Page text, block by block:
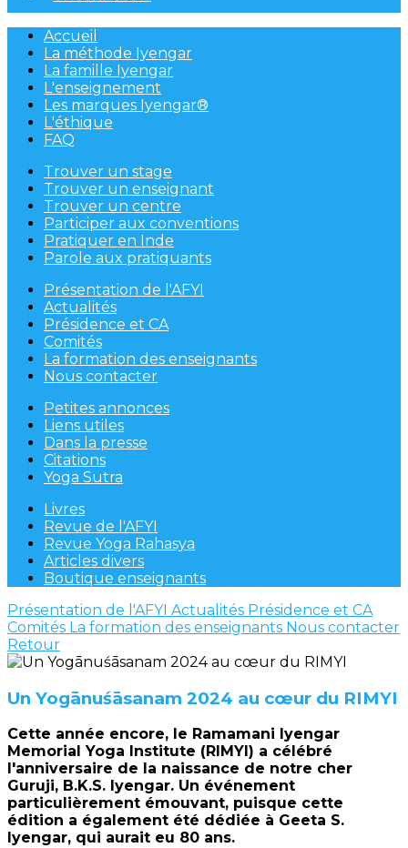
Accueil
La méthode Iyengar
La famille Iyengar
L'enseignement
Les marques Iyengar®
L'éthique
FAQ
Trouver un stage
Trouver un enseignant
Trouver un centre
Participer aux conventions
Pratiquer en Inde
Parole aux pratiquants
Présentation de l'AFYI
Actualités
Présidence et CA
Comités
La formation des enseignants
Nous contacter
Petites annonces
Liens utiles
Dans la presse
Citations
Yoga Sutra
Livres
Revue de l'AFYI
Revue Yoga Rahasya
Articles divers
Boutique enseignants
Présentation de l'AFYI Actualités Présidence et CA
Comités La formation des enseignants Nous contacter
Retour
Un Yogānuśāsanam 2024 au cœur du RIMYI
Cette année encore, le Ramamani Iyengar
Memorial Yoga Institute (RIMYI) a célébré
l'anniversaire de la naissance de notre cher
Guruji, B.K.S. Iyengar. Un événement
particulièrement émouvant, puisque cette
édition a également été dédiée à Geeta S.
Iyengar, qui aurait eu 80 ans.